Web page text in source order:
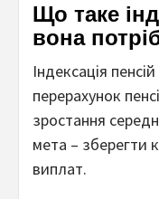
Що таке
вона
Індексація
перерахунок
зростання
мета – зберегти
виплат.